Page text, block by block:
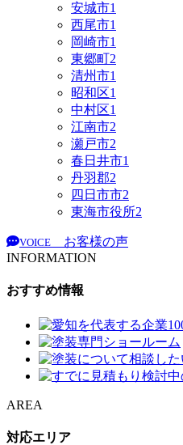
安城市1
西尾市1
岡崎市1
東郷町2
清州市1
昭和区1
中村区1
江南市2
瀬戸市2
春日井市1
丹羽郡2
四日市市2
東海市役所2
VOICE
お客様の声
INFORMATION
おすすめ情報
AREA
対応エリア